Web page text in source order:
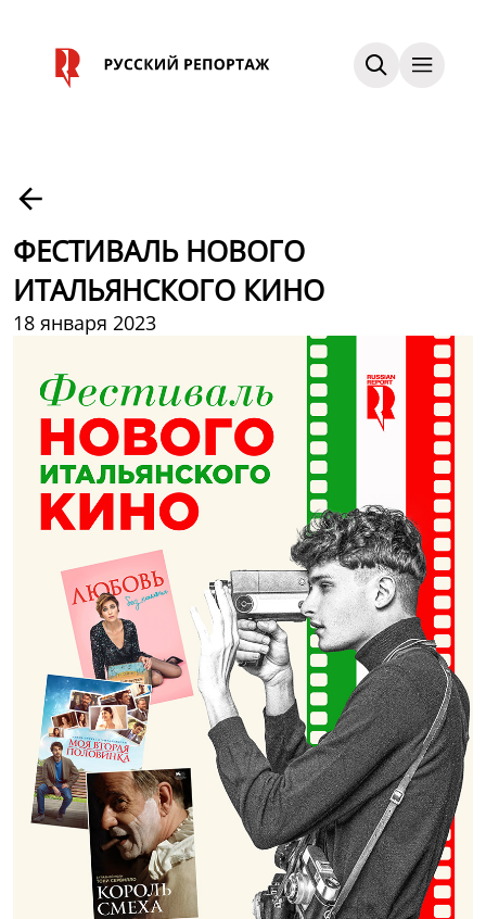
ФЕСТИВАЛЬ НОВОГО
ИТАЛЬЯНСКОГО КИНО
18 января 2023